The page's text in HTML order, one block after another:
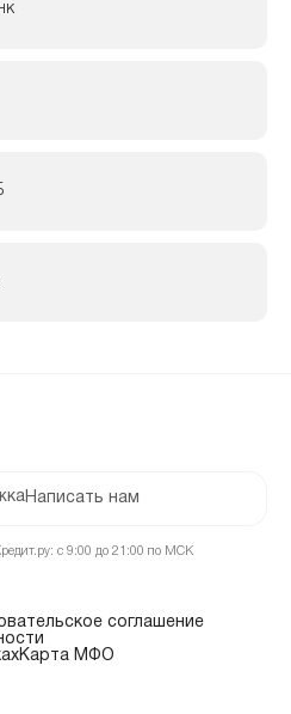
Написать нам
с 9:00 до 21:00 по МСК
соглашение
Карта МФО